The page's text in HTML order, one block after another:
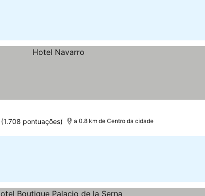
(1.708 pontuações) a 0.8 km de Centro da cidade